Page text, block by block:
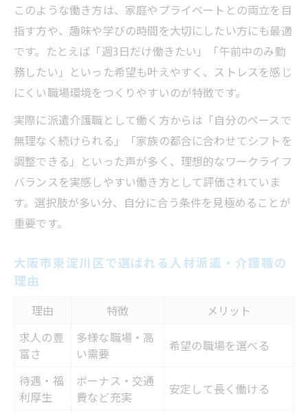
このような働き方は、家庭やプライベートとの両立を目
指す方や、趣味や学びの時間を大切にしたい方にも最適
です。たとえば「週3日だけ働きたい」「午前中のみ勤
務したい」といった希望も叶えやすく、ストレスを感じ
にくい職場環境をつくりやすいのが特徴です。
実際に派遣介護職として働く方からは「自分のペースで
無理なく続けられる」「家族の都合に合わせてシフトを
調整できる」といった声が多く、理想的なワークライフ
バランスを実感しやすい働き方として評価されていま
す。選択肢が多い分、自分に合う条件を見極めることが
重要です。
大阪市東淀川区で選ばれる人材派遣・介護職の
理由
理由 特徴
メリット
求人の豊
富さ
多様な職場・高
い需要
希望の職場を選べる
待遇・福
利厚生
ボーナス・交通
費など充実
安定して長く働ける